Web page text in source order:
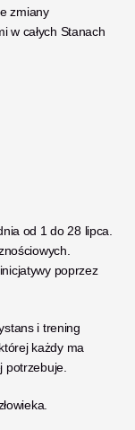
zmiany
w całych Stanach
od 1 do 28 lipca.
poprzez
i trening
każdy ma
potrzebuje.